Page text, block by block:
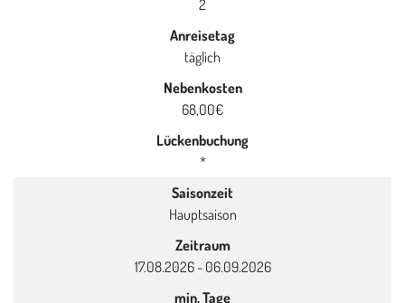
2
Anreisetag
täglich
Nebenkosten
68,00€
Lückenbuchung
*
Saisonzeit
Hauptsaison
Zeitraum
17.08.2026 - 06.09.2026
min. Tage